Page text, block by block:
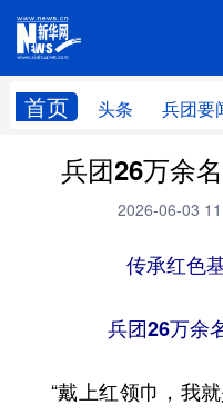
首页 头条 兵团要
头条 兵团要闻
辽宁 吉林
兵团26万余
2026-06-03
传承红色
兵团26万余
“戴上红领巾，我就